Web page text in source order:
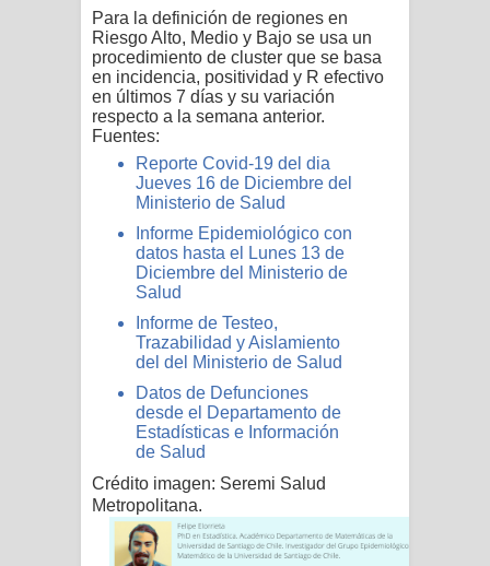
Para la definición de regiones en
Riesgo Alto, Medio y Bajo se usa un
procedimiento de cluster que se basa
en incidencia, positividad y R efectivo
en últimos 7 días y su variación
respecto a la semana anterior.
Fuentes:
Reporte Covid-19 del dia
Jueves 16 de Diciembre del
Ministerio de Salud
Informe Epidemiológico con
datos hasta el Lunes 13 de
Diciembre del Ministerio de
Salud
Informe de Testeo,
Trazabilidad y Aislamiento
del del Ministerio de Salud
Datos de Defunciones
desde el Departamento de
Estadísticas e Información
de Salud
Crédito imagen: Seremi Salud
Metropolitana.